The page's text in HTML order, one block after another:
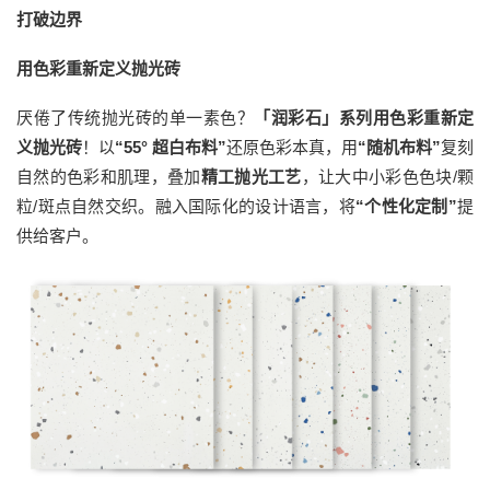
打破边界
用色彩重新定义抛光砖
厌倦了传统抛光砖的单一素色？
「润彩石」系列用色彩重新定
义抛光砖！以“55° 超白布料”还原色彩本真，用“随机布料”复刻
自然的色彩和肌理，叠加精工抛光工艺，让大中小彩色色块/颗
粒/斑点自然交织。融入国际化的设计语言，将“个性化定制”提
供给客户。